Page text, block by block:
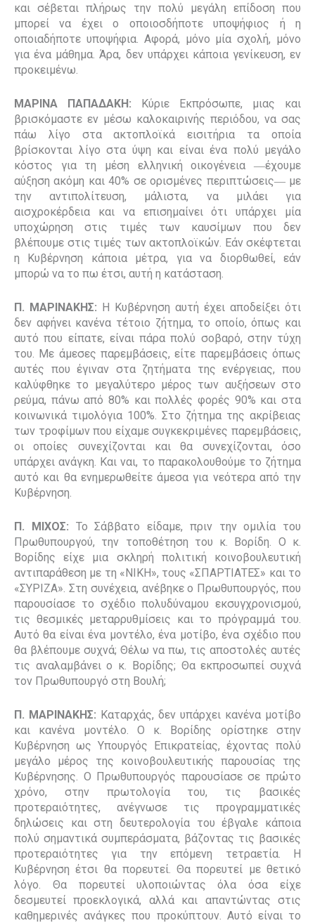
και σέβεται πλήρως την πολύ μεγάλη επίδοση που
μπορεί να έχει ο οποιοσδήποτε υποψήφιος ή η
οποιαδήποτε υποψήφια. Αφορά, μόνο μία σχολή, μόνο
για ένα μάθημα. Άρα, δεν υπάρχει κάποια γενίκευση, εν
προκειμένω.
ΜΑΡΙΝΑ ΠΑΠΑΔΑΚΗ: Κύριε Εκπρόσωπε, μιας και
βρισκόμαστε εν μέσω καλοκαιρινής περιόδου, να σας
πάω λίγο στα ακτοπλοϊκά εισιτήρια τα οποία
βρίσκονται λίγο στα ύψη και είναι ένα πολύ μεγάλο
κόστος για τη μέση ελληνική οικογένεια ―έχουμε
αύξηση ακόμη και 40% σε ορισμένες περιπτώσεις― με
την αντιπολίτευση, μάλιστα, να μιλάει για
αισχροκέρδεια και να επισημαίνει ότι υπάρχει μία
υποχώρηση στις τιμές των καυσίμων που δεν
βλέπουμε στις τιμές των ακτοπλοϊκών. Εάν σκέφτεται
η Κυβέρνηση κάποια μέτρα, για να διορθωθεί, εάν
μπορώ να το πω έτσι, αυτή η κατάσταση.
Π. ΜΑΡΙΝΑΚΗΣ: Η Κυβέρνηση αυτή έχει αποδείξει ότι
δεν αφήνει κανένα τέτοιο ζήτημα, το οποίο, όπως και
αυτό που είπατε, είναι πάρα πολύ σοβαρό, στην τύχη
του. Με άμεσες παρεμβάσεις, είτε παρεμβάσεις όπως
αυτές που έγιναν στα ζητήματα της ενέργειας, που
καλύφθηκε το μεγαλύτερο μέρος των αυξήσεων στο
ρεύμα, πάνω από 80% και πολλές φορές 90% και στα
κοινωνικά τιμολόγια 100%. Στο ζήτημα της ακρίβειας
των τροφίμων που είχαμε συγκεκριμένες παρεμβάσεις,
οι οποίες συνεχίζονται και θα συνεχίζονται, όσο
υπάρχει ανάγκη. Και ναι, το παρακολουθούμε το ζήτημα
αυτό και θα ενημερωθείτε άμεσα για νεότερα από την
Κυβέρνηση.
Π. ΜΙΧΟΣ: Το Σάββατο είδαμε, πριν την ομιλία του
Πρωθυπουργού, την τοποθέτηση του κ. Βορίδη. Ο κ.
Βορίδης είχε μια σκληρή πολιτική κοινοβουλευτική
αντιπαράθεση με τη «ΝΙΚΗ», τους «ΣΠΑΡΤΙΑΤΕΣ» και το
«ΣΥΡΙΖΑ». Στη συνέχεια, ανέβηκε ο Πρωθυπουργός, που
παρουσίασε το σχέδιο πολυδύναμου εκσυγχρονισμού,
τις θεσμικές μεταρρυθμίσεις και το πρόγραμμά του.
Αυτό θα είναι ένα μοντέλο, ένα μοτίβο, ένα σχέδιο που
θα βλέπουμε συχνά; Θέλω να πω, τις αποστολές αυτές
τις αναλαμβάνει ο κ. Βορίδης; Θα εκπροσωπεί συχνά
τον Πρωθυπουργό στη Βουλή;
Π. ΜΑΡΙΝΑΚΗΣ: Καταρχάς, δεν υπάρχει κανένα μοτίβο
και κανένα μοντέλο. Ο κ. Βορίδης ορίστηκε στην
Κυβέρνηση ως Υπουργός Επικρατείας, έχοντας πολύ
μεγάλο μέρος της κοινοβουλευτικής παρουσίας της
Κυβέρνησης. Ο Πρωθυπουργός παρουσίασε σε πρώτο
χρόνο, στην πρωτολογία του, τις βασικές
προτεραιότητες, ανέγνωσε τις προγραμματικές
δηλώσεις και στη δευτερολογία του έβγαλε κάποια
πολύ σημαντικά συμπεράσματα, βάζοντας τις βασικές
προτεραιότητες για την επόμενη τετραετία. Η
Κυβέρνηση έτσι θα πορευτεί. Θα πορευτεί με θετικό
λόγο. Θα πορευτεί υλοποιώντας όλα όσα είχε
δεσμευτεί προεκλογικά, αλλά και απαντώντας στις
καθημερινές ανάγκες που προκύπτουν. Αυτό είναι το